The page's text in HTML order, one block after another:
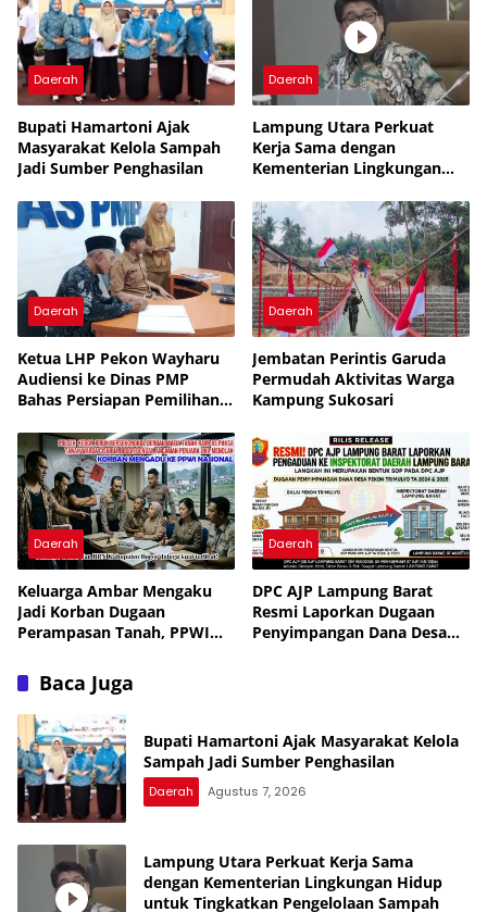
Daerah
Bupati Hamartoni Ajak
Masyarakat Kelola Sampah
Jadi Sumber Penghasilan
Daerah
Lampung Utara Perkuat
Kerja Sama dengan
Kementerian Lingkungan
Pengelolaan Sampah
Daerah
Ketua LHP Pekon Wayharu
Audiensi ke Dinas PMP
Bahas Persiapan Pemilihan
Daerah
Jembatan Perintis Garuda
Permudah Aktivitas Warga
Kampung Sukosari
Daerah
Keluarga Ambar Mengaku
Jadi Korban Dugaan
Perampasan Tanah, PPWI
Daerah
DPC AJP Lampung Barat
Resmi Laporkan Dugaan
Penyimpangan Dana Desa
Baca Juga
Bupati Hamartoni Ajak Masyarakat Kelola
Sampah Jadi Sumber Penghasilan
Daerah Agustus 7, 2026
Lampung Utara Perkuat Kerja Sama
dengan Kementerian Lingkungan Hidup
untuk Tingkatkan Pengelolaan Sampah